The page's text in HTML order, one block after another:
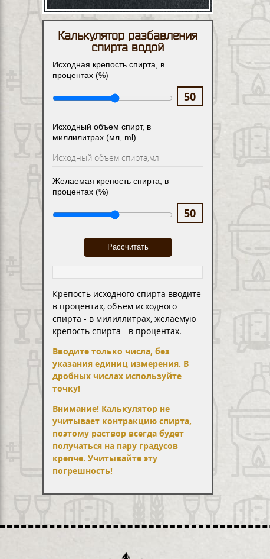
Калькулятор разбавления
спирта водой
Исходная крепость спирта, в
процентах (%)
Исходный объем спирт, в
миллилитрах (мл, ml)
Желаемая крепость спирта, в
процентах (%)
Крепость исходного спирта вводите
в процентах, объем исходного
спирта - в милиллитрах, желаемую
крепость спирта - в процентах.
Вводите только числа, без
указания единиц измерения. В
дробных числах используйте
точку!
Внимание! Калькулятор не
учитывает контракцию спирта,
поэтому раствор всегда будет
получаться на пару градусов
крепче. Учитывайте эту
погрешность!